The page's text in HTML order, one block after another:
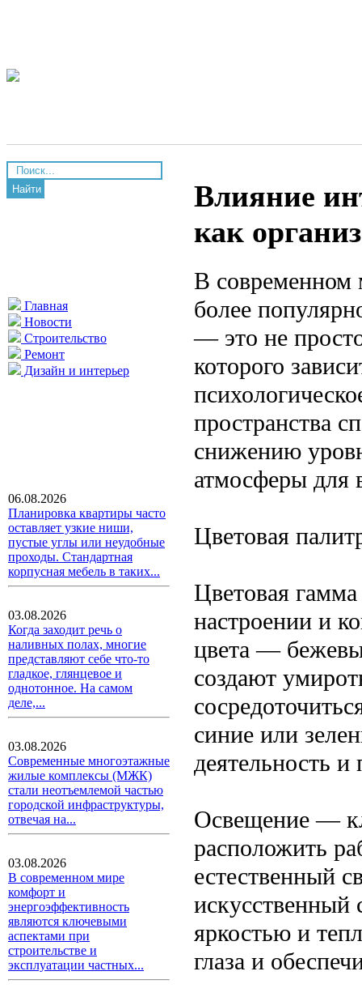
Найти
Главная
Новости
Строительство
Ремонт
Дизайн и интерьер
06.08.2026
Планировка квартиры часто
оставляет узкие ниши,
пустые углы или неудобные
проходы. Стандартная
корпусная мебель в таких...
03.08.2026
Когда заходит речь о
наливных полах, многие
представляют себе что-то
гладкое, глянцевое и
однотонное. На самом
деле,...
03.08.2026
Современные многоэтажные
жилые комплексы (МЖК)
стали неотъемлемой частью
городской инфраструктуры,
отвечая на...
03.08.2026
В современном мире
комфорт и
энергоэффективность
являются ключевыми
аспектами при
строительстве и
эксплуатации частных...
Влияние
как
В современном
более
— это не
которого
пространства
снижению
атмосферы для
Цветовая
Цветовая
настроении и
цвета —
создают
синие или
деятельность
Освещение —
расположить
естественный
искусственный
яркостью и
глаза и